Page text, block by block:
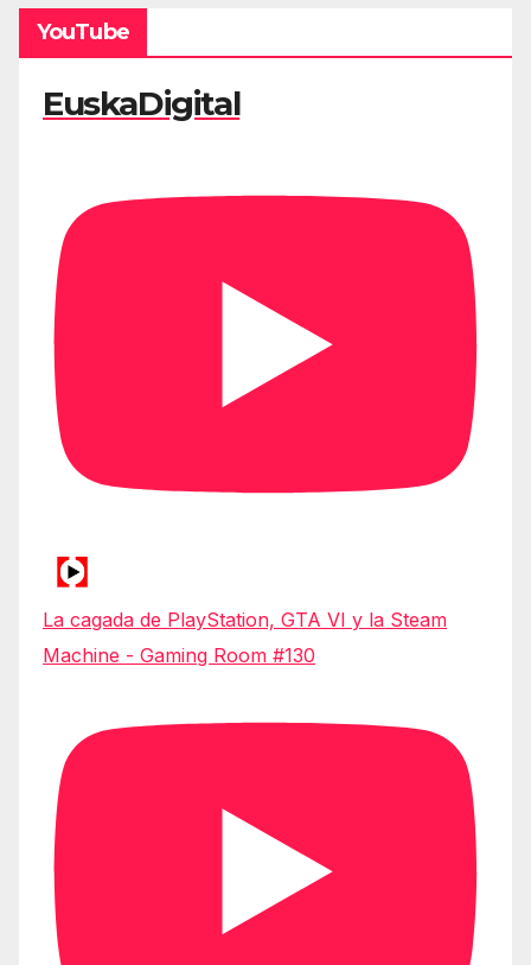
YouTube
EuskaDigital
La cagada de PlayStation, GTA VI y la Steam
Machine - Gaming Room #130